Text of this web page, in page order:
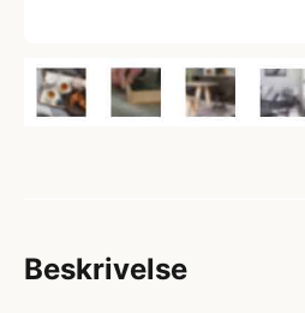
Beskrivelse